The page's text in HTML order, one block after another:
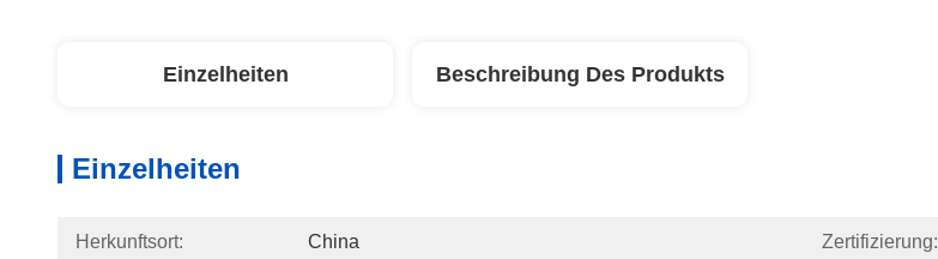
Einzelheiten Beschreibung Des Produkts
Einzelheiten
Herkunftsort: China Zertifizierung: